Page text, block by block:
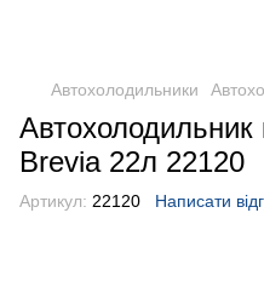
Автохолодильники
Brevia 22л 22120
Артикул: 22120 Написати